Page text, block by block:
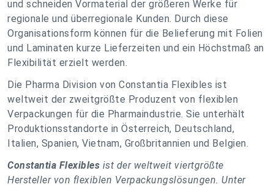
und schneiden Vormaterial der größeren Werke für
regionale und überregionale Kunden. Durch diese
Organisationsform können für die Belieferung mit Folien
und Laminaten kurze Lieferzeiten und ein Höchstmaß an
Flexibilität erzielt werden.
Die Pharma Division von Constantia Flexibles ist
weltweit der zweitgrößte Produzent von flexiblen
Verpackungen für die Pharmaindustrie. Sie unterhält
Produktionsstandorte in Österreich, Deutschland,
Italien, Spanien, Vietnam, Großbritannien und Belgien.
Constantia Flexibles ist der weltweit viertgrößte
Hersteller von flexiblen Verpackungslösungen. Unter